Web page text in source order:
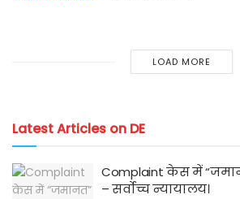
LOAD MORE
Latest Articles on DE
Complaint केस में
– सर्वोच्च न्यायालय।